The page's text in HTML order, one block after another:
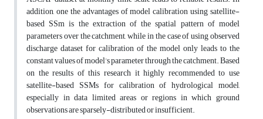
addition, one the advantages of model calibration using satellite-
based SSm is the extraction of the spatial pattern of model
parameters over the catchment, while in the case of using observed
discharge dataset for calibration of the model only leads to the
constant values of model’s parameter through the catchment. Based
on the results of this research it highly recommended to use
satellite-based SSMs for calibration of hydrological model,
especially in data limited areas or regions in which ground
observations are sparsely-distributed or insufficient.